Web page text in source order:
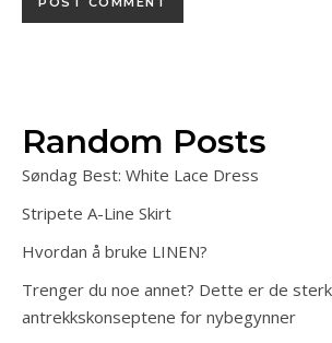
Random Posts
Søndag Best: White Lace Dress
Stripete A-Line Skirt
Hvordan å bruke LINEN?
Trenger du noe annet? Dette er de
antrekkskonseptene for nybegynner